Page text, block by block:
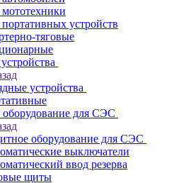
устройств
тяговые
устройства
для СЭС
оборудование для СЭС
выключатели
ввод резерва
щиты